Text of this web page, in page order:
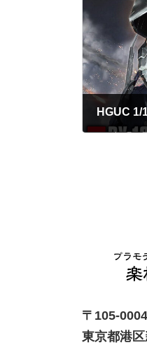
HGUC 1/
2023年4月12
〒105-0004
東京都港